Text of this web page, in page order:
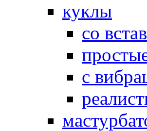
куклы
со
с